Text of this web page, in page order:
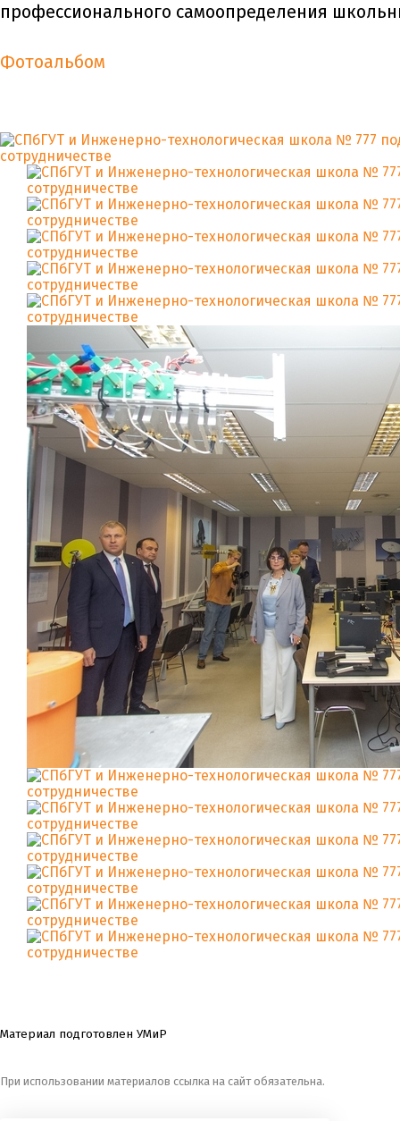
профессионального самоопределения
Фотоальбом
Материал подготовлен УМиР
При использовании материалов ссылка на сайт обязательна.